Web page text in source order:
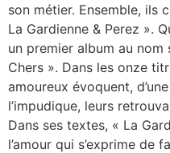
son métier. Ensemble, ils
La Gardienne & Perez ».
un premier album au nom
Chers ». Dans les onze
amoureux évoquent,
l’impudique, leurs
Dans ses textes, « La
l’amour qui s’exprime de